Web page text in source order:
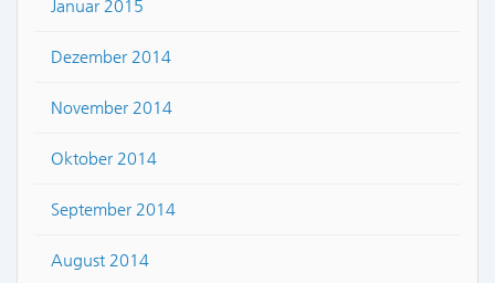
Januar 2015
Dezember 2014
November 2014
Oktober 2014
September 2014
August 2014